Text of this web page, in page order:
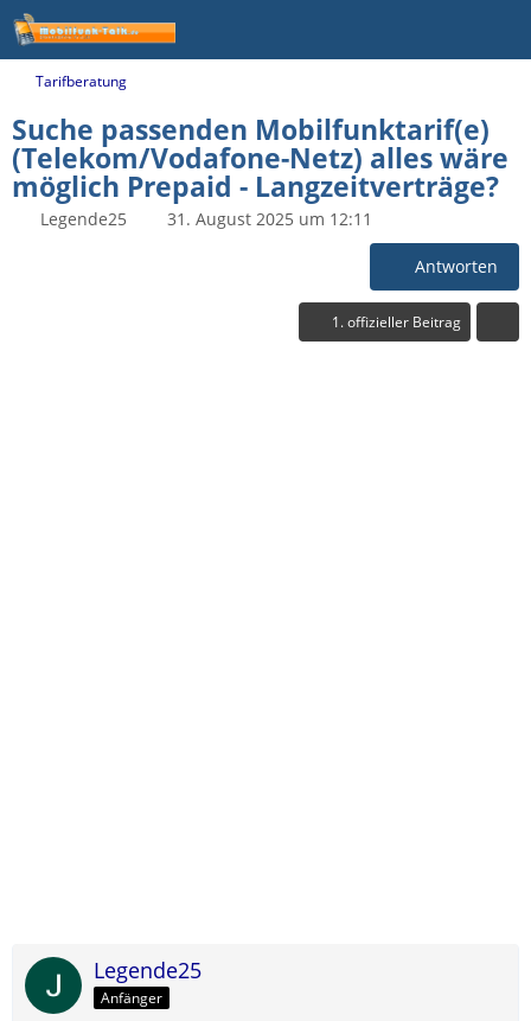
Tarifberatung
Suche passenden Mobilfunktarif(e)
(Telekom/Vodafone-Netz) alles wäre
möglich Prepaid - Langzeitverträge?
Legende25 31. August 2025 um 12:11
Antworten
1. offizieller Beitrag
Legende25
Anfänger